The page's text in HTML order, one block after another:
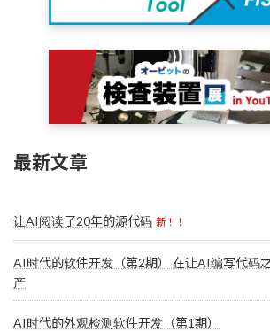
最新文章
让AI阅读了20年的源代码 新！！
AI时代的软件开发（第2期） 在让AI编写代码
产
AI时代的外观检测软件开发（第1期）